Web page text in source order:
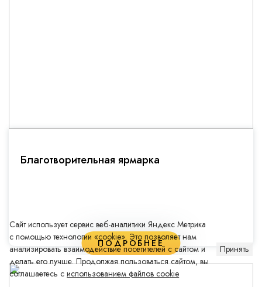
Благотворительная ярмарка
ПОДРОБНЕЕ
Сайт использует сервис веб-аналитики Яндекс Метрика
с помощью технологии «cookie». Это позволяет нам
анализировать взаимодействие посетителей с сайтом и
делать его лучше. Продолжая пользоваться сайтом, вы
соглашаетесь сиспользованием файлов cookie
Принять